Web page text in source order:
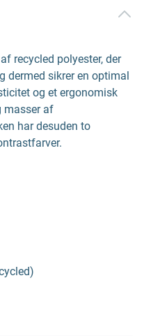
recycled polyester, der
dermed sikrer en optimal
og et ergonomisk
masser af
har desuden to